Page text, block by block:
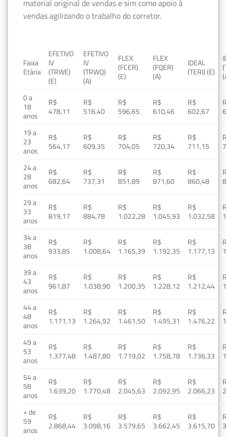
material original de vendas e sim como apoio à
vendas agilizando o trabalho do corretor.
Faixa
Etária
EFETIVO
IV
(TRWE)
(E)
EFETIVO
IV
(TRWQ)
(A)
FLEX
(FCER)
(E)
FLEX
(FQER)
(A)
IDEAL
(TERI) (E)
0 a
18
anos
R$
478,11
R$
516,40
R$
596,65
R$
610,46
R$
602,67
19 a
23
anos
R$
564,17
R$
609,35
R$
704,05
R$
720,34
R$
711,15
24 a
28
anos
R$
682,64
R$
737,31
R$
851,89
R$
871,60
R$
860,48
29 a
33
anos
R$
819,17
R$
884,78
R$
1.022,28
R$
1.045,93
R$
1.032,58
34 a
38
anos
R$
933,85
R$
1.008,64
R$
1.165,39
R$
1.192,35
R$
1.177,13
39 a
43
anos
R$
961,87
R$
1.038,90
R$
1.200,35
R$
1.228,12
R$
1.212,44
44 a
48
anos
R$
1.171,13
R$
1.264,92
R$
1.461,50
R$
1.495,31
R$
1.476,22
49 a
53
anos
R$
1.377,48
R$
1.487,80
R$
1.719,02
R$
1.758,78
R$
1.736,33
54 a
58
anos
R$
1.639,20
R$
1.770,48
R$
2.045,63
R$
2.092,95
R$
2.066,23
+ de
59
anos
R$
2.868,44
R$
3.098,16
R$
3.579,65
R$
3.662,45
R$
3.615,70